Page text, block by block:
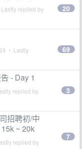
Lastly replied by 20
• Lastly
69
- Day 1
replied by 3
招聘初/中
~ 20k
replied by
7